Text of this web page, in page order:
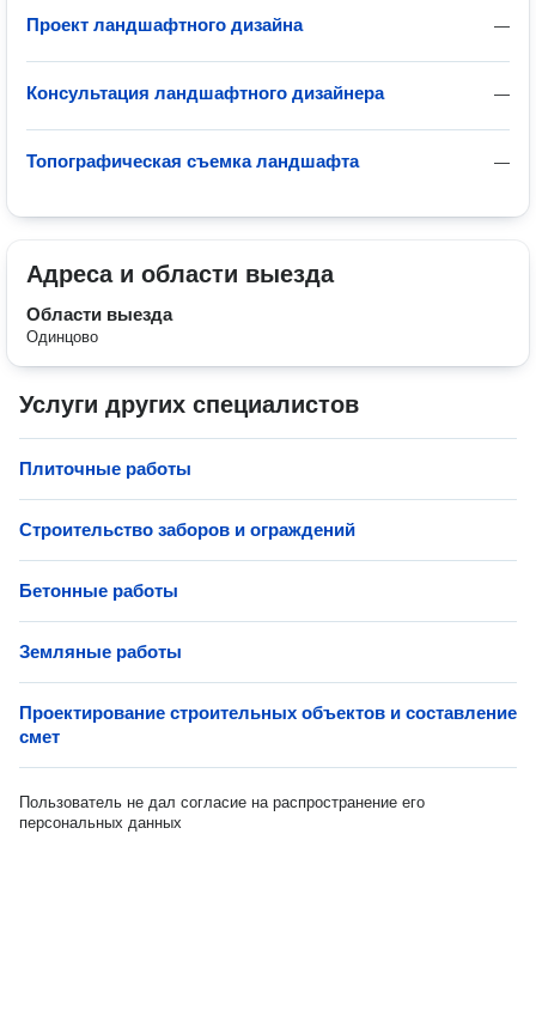
—
Проект ландшафтного дизайна
—
Консультация ландшафтного дизайнера
—
Топографическая съемка ландшафта
Адреса и области выезда
Области выезда
Одинцово
Услуги других специалистов
Плиточные работы
Строительство заборов и ограждений
Бетонные работы
Земляные работы
Проектирование строительных объектов и составление
смет
Пользователь не дал согласие на распространение его
персональных данных